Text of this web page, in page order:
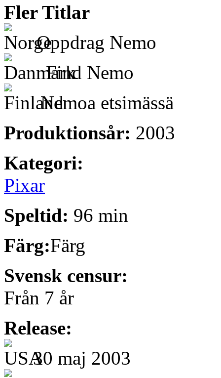
Fler Titlar
Oppdrag Nemo
Find Nemo
Nemoa etsimässä
Produktionsår: 2003
Kategori:
Pixar
Speltid: 96 min
Färg:Färg
Svensk censur:
Från 7 år
Release:
30 maj 2003